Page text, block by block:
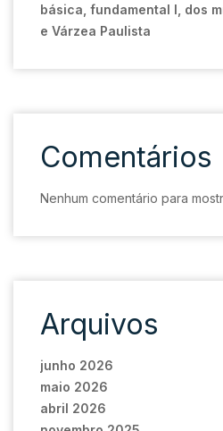
básica, fundamental I, dos
e Várzea Paulista
Comentários
Nenhum comentário para
Arquivos
junho 2026
maio 2026
abril 2026